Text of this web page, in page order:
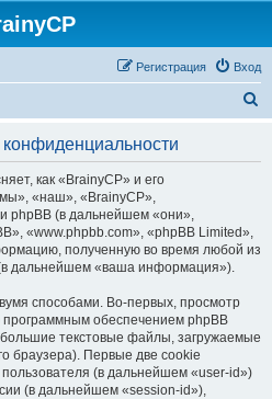
Вход
Регистрация
как «BrainyCP» и его
«наш», «BrainyCP»,
phpBB (в дальнейшем «они»,
«www.phpbb.com», «phpBB Limited»,
полученную во время любой из
дальнейшем «ваша информация»).
способами. Во-первых, просмотр
обеспечением phpBB
текстовые файлы, загружаемые
браузера). Первые две cookie
(в дальнейшем «user-id»)
(в дальнейшем «session-id»),